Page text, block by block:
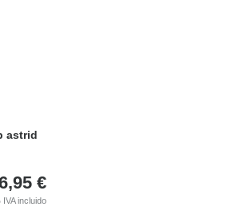
astrid
€
IVA incluido